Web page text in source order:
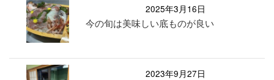
2025年3月16日
今の旬は美味しい底ものが良い
2023年9月27日